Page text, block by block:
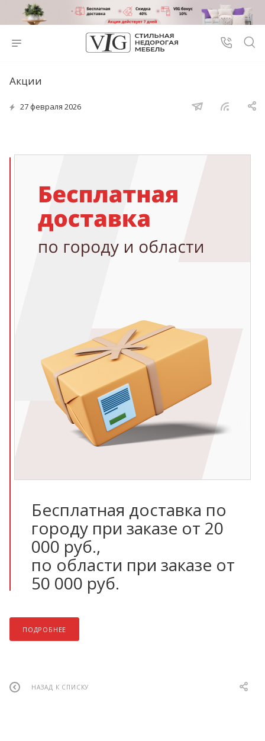
Акции
27 февраля 2026
Бесплатная доставка по
городу при заказе от 20
000 руб.,
по области при заказе от
50 000 руб.
ПОДРОБНЕЕ
НАЗАД К СПИСКУ